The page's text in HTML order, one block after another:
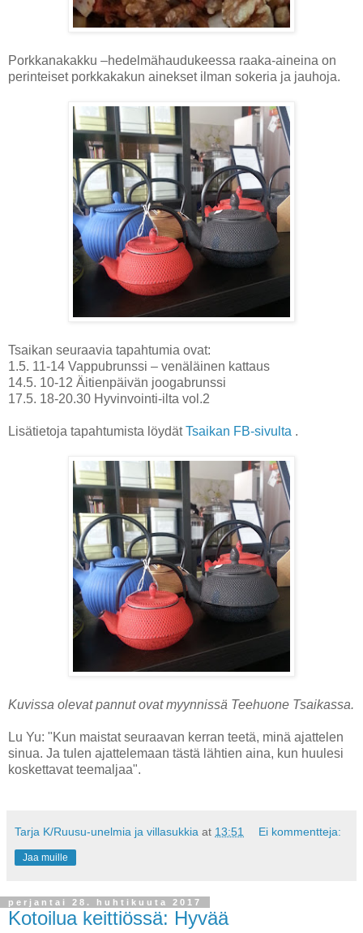
Porkkanakakku –hedelmähaudukeessa raaka-aineina on
perinteiset porkkakakun ainekset ilman sokeria ja jauhoja.
Tsaikan seuraavia tapahtumia ovat:
1.5. 11-14 Vappubrunssi – venäläinen kattaus
14.5. 10-12 Äitienpäivän joogabrunssi
17.5. 18-20.30 Hyvinvointi-ilta vol.2
Lisätietoja tapahtumista löydätTsaikan FB-sivulta .
Kuvissa olevat pannut ovat myynnissä Teehuone Tsaikassa.
Lu Yu: "Kun maistat seuraavan kerran teetä, minä ajattelen
sinua. Ja tulen ajattelemaan tästä lähtien aina, kun huulesi
koskettavat teemaljaa".
Tarja K/Ruusu-unelmia ja villasukkia at 13:51 Ei kommentteja:
Jaa muille
perjantai 28. huhtikuuta 2017
Kotoilua keittiössä: Hyvää